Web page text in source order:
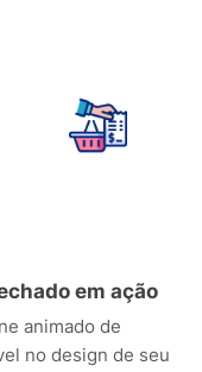
em ação
animado de
no design de seu